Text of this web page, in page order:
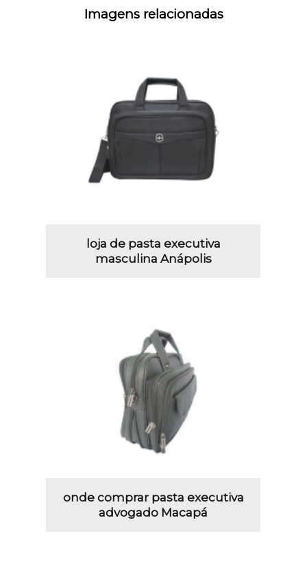
Imagens relacionadas
loja de pasta executiva
masculina Anápolis
onde comprar pasta executiva
advogado Macapá